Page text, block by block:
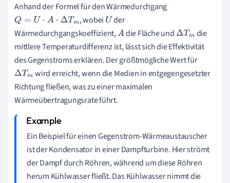
Anhand der Formel für den Wärmedurchgang
Q= U⋅ A⋅Δ T m , wobei Uder
Wärmedurchgangskoeffizient,A die Fläche und ΔTm die
mittlere Temperaturdifferenz ist, lässt sich die Effektivität
des Gegenstroms erklären. Der größtmögliche Wert für
ΔTm wird erreicht, wenn die Medien in entgegengesetzter
Richtung fließen, was zu einer maximalen
Wärmeübertragungsrate führt.
Ein Beispiel für einen Gegenstrom-Wärmeaustauscher
ist der Kondensator in einer Dampfturbine. Hier strömt
der Dampf durch Röhren, während um diese Röhren
herum Kühlwasser fließt. Das Kühlwasser nimmt die